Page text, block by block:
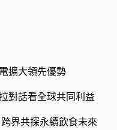
擴大領先優勢
對話看全球共同利益
界共探永續飲食未來